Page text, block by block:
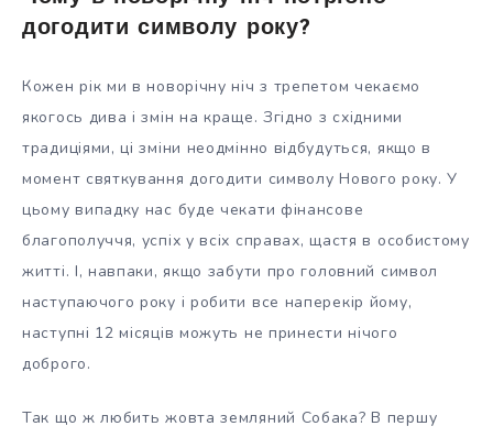
догодити символу року?
Кожен рік ми в новорічну ніч з трепетом чекаємо
якогось дива і змін на краще. Згідно з східними
традиціями, ці зміни неодмінно відбудуться, якщо в
момент святкування догодити символу Нового року. У
цьому випадку нас буде чекати фінансове
благополуччя, успіх у всіх справах, щастя в особистому
житті. І, навпаки, якщо забути про головний символ
наступаючого року і робити все наперекір йому,
наступні 12 місяців можуть не принести нічого
доброго.
Так що ж любить жовта земляний Собака? В першу